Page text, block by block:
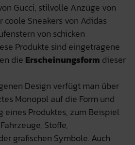
Gucci, stilvolle Anzüge von
coole Sneakers von Adidas
von schicken
Produkte sind eingetragene
die Erscheinungsform dieser
Design verfügt man über
Monopol auf die Form und
eines Produktes, zum Beispiel
Stoffe,
grafischen Symbole. Auch